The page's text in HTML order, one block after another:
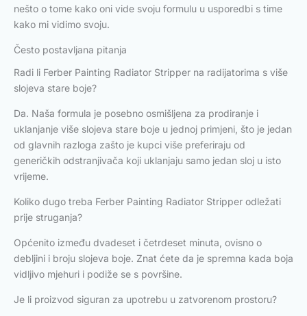
nešto o tome kako oni vide svoju formulu u usporedbi s time
kako mi vidimo svoju.
Često postavljana pitanja
Radi li Ferber Painting Radiator Stripper na radijatorima s više
slojeva stare boje?
Da. Naša formula je posebno osmišljena za prodiranje i
uklanjanje više slojeva stare boje u jednoj primjeni, što je jedan
od glavnih razloga zašto je kupci više preferiraju od
generičkih odstranjivača koji uklanjaju samo jedan sloj u isto
vrijeme.
Koliko dugo treba Ferber Painting Radiator Stripper odležati
prije struganja?
Općenito između dvadeset i četrdeset minuta, ovisno o
debljini i broju slojeva boje. Znat ćete da je spremna kada boja
vidljivo mjehuri i podiže se s površine.
Je li proizvod siguran za upotrebu u zatvorenom prostoru?